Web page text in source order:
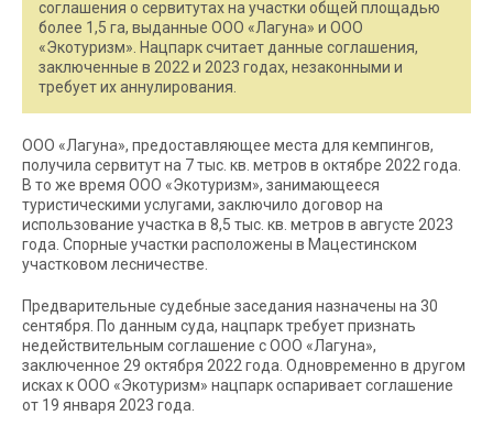
соглашения о сервитутах на участки общей площадью
более 1,5 га, выданные ООО «Лагуна» и ООО
«Экотуризм». Нацпарк считает данные соглашения,
заключенные в 2022 и 2023 годах, незаконными и
требует их аннулирования.
ООО «Лагуна», предоставляющее места для кемпингов,
получила сервитут на 7 тыс. кв. метров в октябре 2022 года.
В то же время ООО «Экотуризм», занимающееся
туристическими услугами, заключило договор на
использование участка в 8,5 тыс. кв. метров в августе 2023
года. Спорные участки расположены в Мацестинском
участковом лесничестве.
Предварительные судебные заседания назначены на 30
сентября. По данным суда, нацпарк требует признать
недействительным соглашение с ООО «Лагуна»,
заключенное 29 октября 2022 года. Одновременно в другом
исках к ООО «Экотуризм» нацпарк оспаривает соглашение
от 19 января 2023 года.